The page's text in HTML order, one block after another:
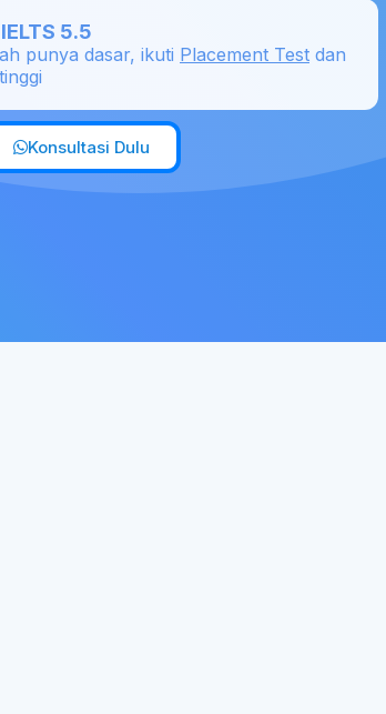
5.5
punya dasar, ikuti Placement Test dan
Konsultasi Dulu